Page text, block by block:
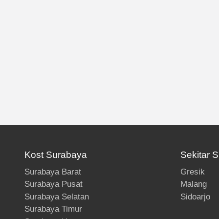
Kost Surabaya
Surabaya Barat
Surabaya Pusat
Surabaya Selatan
Surabaya Timur
Sekitar
Gresik
Malang
Sidoarjo